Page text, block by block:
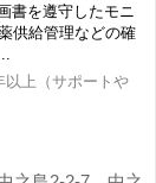
書を遵守したモニ
供給管理などの確
以上（サポートや